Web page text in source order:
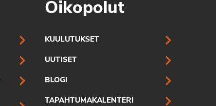
Oikopolut
KUULUTUKSET
UUTISET
BLOGI
TAPAHTUMAKALENTERI